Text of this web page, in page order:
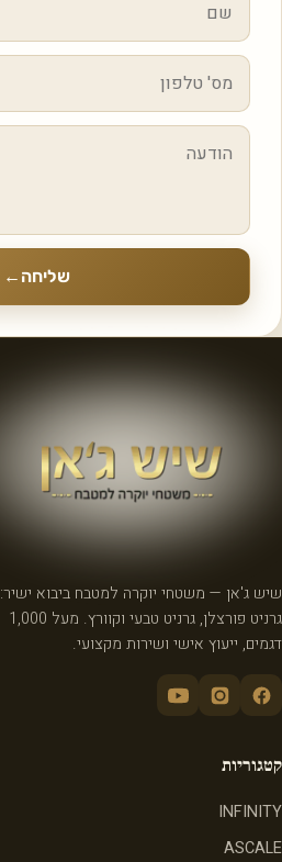
שליחה ←
שיש ג'אן — משטחי יוקרה למטבח ביבוא ישיר:
גרניט פורצלן, גרניט טבעי וקוורץ. מעל 1,000
דגמים, ייעוץ אישי ושירות מקצועי.
קטגוריות
INFINITY
ASCALE